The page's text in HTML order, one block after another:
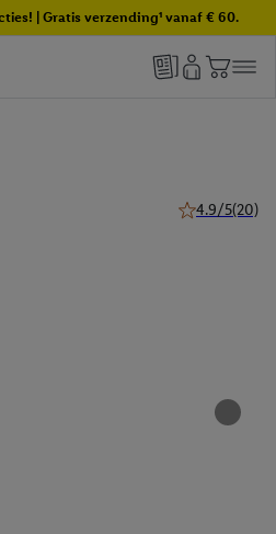
| Gratis verzending¹ vanaf € 60.
4.9/5(20)